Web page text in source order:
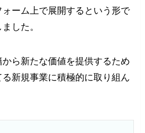
ーム上で展開するという形で
した。
ら新たな価値を提供するため
新規事業に積極的に取り組ん